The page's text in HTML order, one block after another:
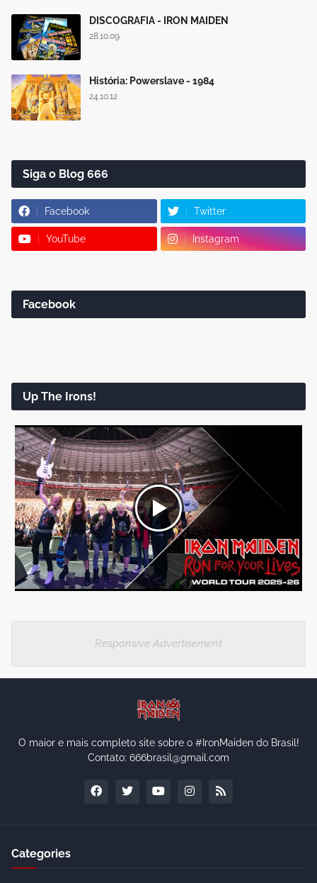
DISCOGRAFIA - IRON MAIDEN
28.10.09
História: Powerslave - 1984
24.10.12
Siga o Blog 666
Facebook Twitter
YouTube Instagram
Facebook
Up The Irons!
Responsive Advertisement
O maior e mais completo site sobre o #IronMaiden do Brasil!
Contato: 666brasil@gmail.com
Categories